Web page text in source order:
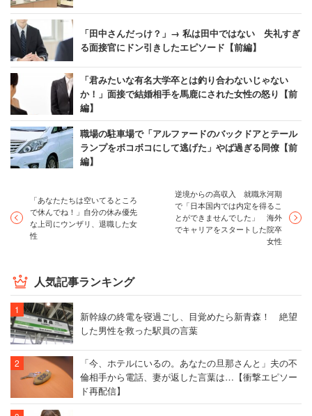
「田中さんだっけ？」→ 私は田中ではない 失礼すぎ
る面接官にドン引きしたエピソード【前編】
「君みたいな有名大学卒とは釣り合わないじゃない
か！」面接で結婚相手を馬鹿にされた女性の怒り【前
編】
職場の駐車場で「アルファードのバックドアとテール
ランプをボコボコにして逃げた」やば過ぎる同僚【前
編】
「あなたたちは空いてるところ
で休んでね！」自分の休み優先
な上司にウンザリ、退職した女
性
逆境からの高収入 就職氷河期
で「日本国内では内定を得るこ
とができませんでした」 海外
でキャリアをスタートした院卒
女性
人気記事ランキング
新幹線の終電を寝過ごし、目覚めたら新青森！ 絶望
した男性を救った駅員の言葉
「今、ホテルにいるの。あなたの旦那さんと」夫の不
倫相手から電話、妻が返した言葉は…【衝撃エピソー
ド再配信】